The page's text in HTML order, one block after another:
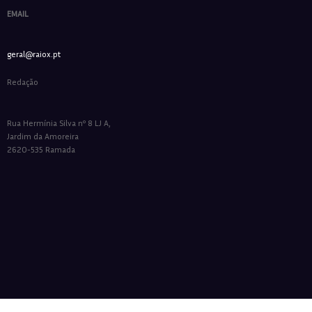
EMAIL
geral@raiox.pt
Redação
Rua Hermínia Silva nº 8 LJ A,
Jardim da Amoreira
2620-535 Ramada